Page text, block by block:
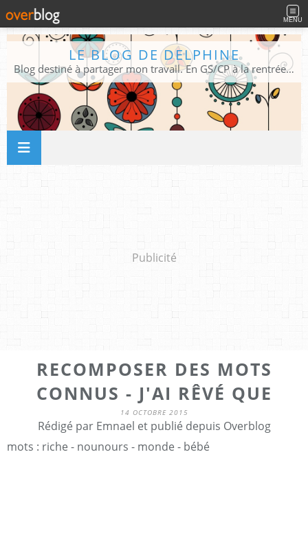
MENU
LE BLOG DE DELPHINE
Blog destiné à partager mon travail. En GS/CP à la rentrée 2026/2027 !
Publicité
RECOMPOSER DES MOTS
CONNUS - J'AI RÊVÉ QUE
14 OCTOBRE 2015
Rédigé par Emnael et publié depuis Overblog
mots : riche - nounours - monde - bébé